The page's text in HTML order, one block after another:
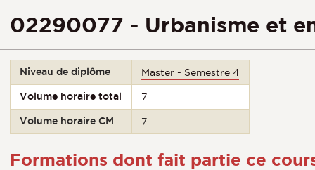
02290077 - Urbanisme et
Niveau de diplôme Master - Semestre 4
Volume horaire total 7
Volume horaire CM 7
Formations dont fait partie ce